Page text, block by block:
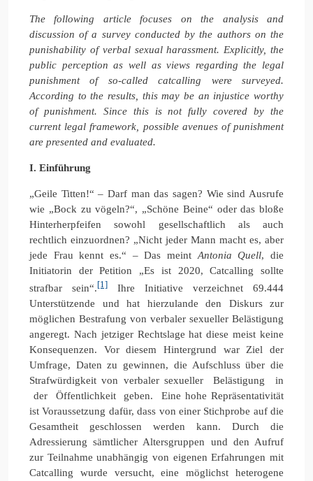
The following article focuses on the analysis and
discussion of a survey conducted by the authors on the
punishability of verbal sexual harassment. Explicitly, the
public perception as well as views regarding the legal
punishment of so-called catcalling were surveyed.
According to the results, this may be an injustice worthy
of punishment. Since this is not fully covered by the
current legal framework, possible avenues of punishment
are presented and evaluated.
I. Einführung
„Geile Titten!“ – Darf man das sagen? Wie sind Ausrufe
wie „Bock zu vögeln?“, „Schöne Beine“ oder das bloße
Hinterherpfeifen sowohl gesellschaftlich als auch
rechtlich einzuordnen? „Nicht jeder Mann macht es, aber
jede Frau kennt es.“ – Das meint Antonia Quell, die
Initiatorin der Petition „Es ist 2020, Catcalling sollte
strafbar sein“.[1] Ihre Initiative verzeichnet 69.444
Unterstützende und hat hierzulande den Diskurs zur
möglichen Bestrafung von verbaler sexueller Belästigung
angeregt. Nach jetziger Rechtslage hat diese meist keine
Konsequenzen. Vor diesem Hintergrund war Ziel der
Umfrage, Daten zu gewinnen, die Aufschluss über die
Strafwürdigkeit von verbaler sexueller Belästigung in
der Öffentlichkeit geben. Eine hohe Repräsentativität
ist Voraussetzung dafür, dass von einer Stichprobe auf die
Gesamtheit geschlossen werden kann. Durch die
Adressierung sämtlicher Altersgruppen und den Aufruf
zur Teilnahme unabhängig von eigenen Erfahrungen mit
Catcalling wurde versucht, eine möglichst heterogene